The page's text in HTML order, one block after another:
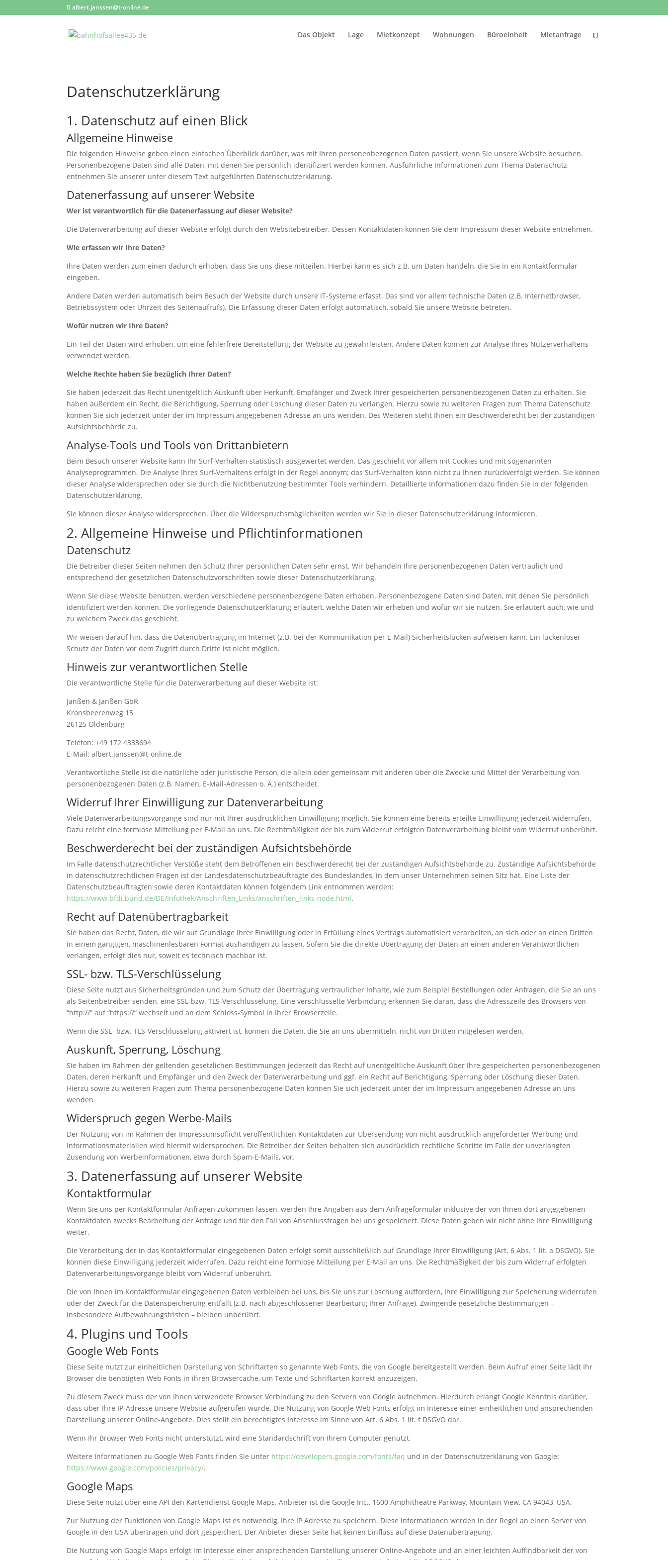
albert.janssen@t-online.de
Das Objekt Lage Mietkonzept Wohnungen Büroeinheit Mietanfrage
Datenschutzerklärung
1. Datenschutz auf einen Blick
Allgemeine Hinweise
Die folgenden Hinweise geben einen einfachen Überblick darüber, was mit Ihren personenbezogenen Daten passiert, wenn Sie unsere Website besuchen.
Personenbezogene Daten sind alle Daten, mit denen Sie persönlich identifiziert werden können. Ausführliche Informationen zum Thema Datenschutz
entnehmen Sie unserer unter diesem Text aufgeführten Datenschutzerklärung.
Datenerfassung auf unserer Website
Wer ist verantwortlich für die Datenerfassung auf dieser Website?
Die Datenverarbeitung auf dieser Website erfolgt durch den Websitebetreiber. Dessen Kontaktdaten können Sie dem Impressum dieser Website entnehmen.
Wie erfassen wir Ihre Daten?
Ihre Daten werden zum einen dadurch erhoben, dass Sie uns diese mitteilen. Hierbei kann es sich z.B. um Daten handeln, die Sie in ein Kontaktformular
eingeben.
Andere Daten werden automatisch beim Besuch der Website durch unsere IT-Systeme erfasst. Das sind vor allem technische Daten (z.B. Internetbrowser,
Betriebssystem oder Uhrzeit des Seitenaufrufs). Die Erfassung dieser Daten erfolgt automatisch, sobald Sie unsere Website betreten.
Wofür nutzen wir Ihre Daten?
Ein Teil der Daten wird erhoben, um eine fehlerfreie Bereitstellung der Website zu gewährleisten. Andere Daten können zur Analyse Ihres Nutzerverhaltens
verwendet werden.
Welche Rechte haben Sie bezüglich Ihrer Daten?
Sie haben jederzeit das Recht unentgeltlich Auskunft über Herkunft, Empfänger und Zweck Ihrer gespeicherten personenbezogenen Daten zu erhalten. Sie
haben außerdem ein Recht, die Berichtigung, Sperrung oder Löschung dieser Daten zu verlangen. Hierzu sowie zu weiteren Fragen zum Thema Datenschutz
können Sie sich jederzeit unter der im Impressum angegebenen Adresse an uns wenden. Des Weiteren steht Ihnen ein Beschwerderecht bei der zuständigen
Aufsichtsbehörde zu.
Analyse-Tools und Tools von Drittanbietern
Beim Besuch unserer Website kann Ihr Surf-Verhalten statistisch ausgewertet werden. Das geschieht vor allem mit Cookies und mit sogenannten
Analyseprogrammen. Die Analyse Ihres Surf-Verhaltens erfolgt in der Regel anonym; das Surf-Verhalten kann nicht zu Ihnen zurückverfolgt werden. Sie können
dieser Analyse widersprechen oder sie durch die Nichtbenutzung bestimmter Tools verhindern. Detaillierte Informationen dazu finden Sie in der folgenden
Datenschutzerklärung.
Sie können dieser Analyse widersprechen. Über die Widerspruchsmöglichkeiten werden wir Sie in dieser Datenschutzerklärung informieren.
2. Allgemeine Hinweise und Pflichtinformationen
Datenschutz
Die Betreiber dieser Seiten nehmen den Schutz Ihrer persönlichen Daten sehr ernst. Wir behandeln Ihre personenbezogenen Daten vertraulich und
entsprechend der gesetzlichen Datenschutzvorschriften sowie dieser Datenschutzerklärung.
Wenn Sie diese Website benutzen, werden verschiedene personenbezogene Daten erhoben. Personenbezogene Daten sind Daten, mit denen Sie persönlich
identifiziert werden können. Die vorliegende Datenschutzerklärung erläutert, welche Daten wir erheben und wofür wir sie nutzen. Sie erläutert auch, wie und
zu welchem Zweck das geschieht.
Wir weisen darauf hin, dass die Datenübertragung im Internet (z.B. bei der Kommunikation per E-Mail) Sicherheitslücken aufweisen kann. Ein lückenloser
Schutz der Daten vor dem Zugriff durch Dritte ist nicht möglich.
Hinweis zur verantwortlichen Stelle
Die verantwortliche Stelle für die Datenverarbeitung auf dieser Website ist:
Janßen & Janßen GbR
Kronsbeerenweg 15
26125 Oldenburg
Telefon: +49 172 4333694
E-Mail: albert.janssen@t-online.de
Verantwortliche Stelle ist die natürliche oder juristische Person, die allein oder gemeinsam mit anderen über die Zwecke und Mittel der Verarbeitung von
personenbezogenen Daten (z.B. Namen, E-Mail-Adressen o. Ä.) entscheidet.
Widerruf Ihrer Einwilligung zur Datenverarbeitung
Viele Datenverarbeitungsvorgänge sind nur mit Ihrer ausdrücklichen Einwilligung möglich. Sie können eine bereits erteilte Einwilligung jederzeit widerrufen.
Dazu reicht eine formlose Mitteilung per E-Mail an uns. Die Rechtmäßigkeit der bis zum Widerruf erfolgten Datenverarbeitung bleibt vom Widerruf unberührt.
Beschwerderecht bei der zuständigen Aufsichtsbehörde
Im Falle datenschutzrechtlicher Verstöße steht dem Betroffenen ein Beschwerderecht bei der zuständigen Aufsichtsbehörde zu. Zuständige Aufsichtsbehörde
in datenschutzrechtlichen Fragen ist der Landesdatenschutzbeauftragte des Bundeslandes, in dem unser Unternehmen seinen Sitz hat. Eine Liste der
Datenschutzbeauftragten sowie deren Kontaktdaten können folgendem Link entnommen werden:
https://www.bfdi.bund.de/DE/Infothek/Anschriften_Links/anschriften_links-node.html.
Recht auf Datenübertragbarkeit
Sie haben das Recht, Daten, die wir auf Grundlage Ihrer Einwilligung oder in Erfüllung eines Vertrags automatisiert verarbeiten, an sich oder an einen Dritten
in einem gängigen, maschinenlesbaren Format aushändigen zu lassen. Sofern Sie die direkte Übertragung der Daten an einen anderen Verantwortlichen
verlangen, erfolgt dies nur, soweit es technisch machbar ist.
SSL- bzw. TLS-Verschlüsselung
Diese Seite nutzt aus Sicherheitsgründen und zum Schutz der Übertragung vertraulicher Inhalte, wie zum Beispiel Bestellungen oder Anfragen, die Sie an uns
als Seitenbetreiber senden, eine SSL-bzw. TLS-Verschlüsselung. Eine verschlüsselte Verbindung erkennen Sie daran, dass die Adresszeile des Browsers von
“http://” auf “https://” wechselt und an dem Schloss-Symbol in Ihrer Browserzeile.
Wenn die SSL- bzw. TLS-Verschlüsselung aktiviert ist, können die Daten, die Sie an uns übermitteln, nicht von Dritten mitgelesen werden.
Auskunft, Sperrung, Löschung
Sie haben im Rahmen der geltenden gesetzlichen Bestimmungen jederzeit das Recht auf unentgeltliche Auskunft über Ihre gespeicherten personenbezogenen
Daten, deren Herkunft und Empfänger und den Zweck der Datenverarbeitung und ggf. ein Recht auf Berichtigung, Sperrung oder Löschung dieser Daten.
Hierzu sowie zu weiteren Fragen zum Thema personenbezogene Daten können Sie sich jederzeit unter der im Impressum angegebenen Adresse an uns
wenden.
Widerspruch gegen Werbe-Mails
Der Nutzung von im Rahmen der Impressumspflicht veröffentlichten Kontaktdaten zur Übersendung von nicht ausdrücklich angeforderter Werbung und
Informationsmaterialien wird hiermit widersprochen. Die Betreiber der Seiten behalten sich ausdrücklich rechtliche Schritte im Falle der unverlangten
Zusendung von Werbeinformationen, etwa durch Spam-E-Mails, vor.
3. Datenerfassung auf unserer Website
Kontaktformular
Wenn Sie uns per Kontaktformular Anfragen zukommen lassen, werden Ihre Angaben aus dem Anfrageformular inklusive der von Ihnen dort angegebenen
Kontaktdaten zwecks Bearbeitung der Anfrage und für den Fall von Anschlussfragen bei uns gespeichert. Diese Daten geben wir nicht ohne Ihre Einwilligung
weiter.
Die Verarbeitung der in das Kontaktformular eingegebenen Daten erfolgt somit ausschließlich auf Grundlage Ihrer Einwilligung (Art. 6 Abs. 1 lit. a DSGVO). Sie
können diese Einwilligung jederzeit widerrufen. Dazu reicht eine formlose Mitteilung per E-Mail an uns. Die Rechtmäßigkeit der bis zum Widerruf erfolgten
Datenverarbeitungsvorgänge bleibt vom Widerruf unberührt.
Die von Ihnen im Kontaktformular eingegebenen Daten verbleiben bei uns, bis Sie uns zur Löschung auffordern, Ihre Einwilligung zur Speicherung widerrufen
oder der Zweck für die Datenspeicherung entfällt (z.B. nach abgeschlossener Bearbeitung Ihrer Anfrage). Zwingende gesetzliche Bestimmungen –
insbesondere Aufbewahrungsfristen – bleiben unberührt.
4. Plugins und Tools
Google Web Fonts
Diese Seite nutzt zur einheitlichen Darstellung von Schriftarten so genannte Web Fonts, die von Google bereitgestellt werden. Beim Aufruf einer Seite lädt Ihr
Browser die benötigten Web Fonts in ihren Browsercache, um Texte und Schriftarten korrekt anzuzeigen.
Zu diesem Zweck muss der von Ihnen verwendete Browser Verbindung zu den Servern von Google aufnehmen. Hierdurch erlangt Google Kenntnis darüber,
dass über Ihre IP-Adresse unsere Website aufgerufen wurde. Die Nutzung von Google Web Fonts erfolgt im Interesse einer einheitlichen und ansprechenden
Darstellung unserer Online-Angebote. Dies stellt ein berechtigtes Interesse im Sinne von Art. 6 Abs. 1 lit. f DSGVO dar.
Wenn Ihr Browser Web Fonts nicht unterstützt, wird eine Standardschrift von Ihrem Computer genutzt.
Weitere Informationen zu Google Web Fonts finden Sie unter https://developers.google.com/fonts/faq und in der Datenschutzerklärung von Google:
https://www.google.com/policies/privacy/.
Google Maps
Diese Seite nutzt über eine API den Kartendienst Google Maps. Anbieter ist die Google Inc., 1600 Amphitheatre Parkway, Mountain View, CA 94043, USA.
Zur Nutzung der Funktionen von Google Maps ist es notwendig, Ihre IP Adresse zu speichern. Diese Informationen werden in der Regel an einen Server von
Google in den USA übertragen und dort gespeichert. Der Anbieter dieser Seite hat keinen Einfluss auf diese Datenübertragung.
Die Nutzung von Google Maps erfolgt im Interesse einer ansprechenden Darstellung unserer Online-Angebote und an einer leichten Auffindbarkeit der von